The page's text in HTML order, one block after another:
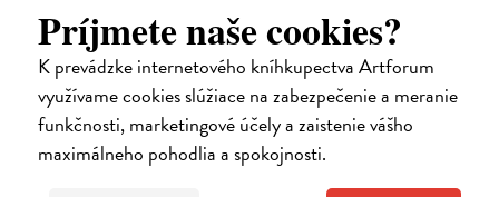
Príjmete naše cookies?
K prevádzke internetového kníhkupectva Artforum
využívame cookies slúžiace na zabezpečenie a meranie
funkčnosti, marketingové účely a zaistenie vášho
maximálneho pohodlia a spokojnosti.
Atlas depresie
Solomon Andrew| Elektronická kniha
Kniha Atlas depresie skúma depresiu z osobného, kultúrneho a
odborného hľadiska. Andrew Solomon čerpá z vlastnej skúsenosti s
chorobou, z rozhovorov s ľuďmi s depresiou, ale aj osobnosťami z
lekárskeho,…
PDF